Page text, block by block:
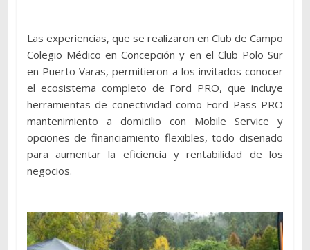
Las experiencias, que se realizaron en Club de Campo
Colegio Médico en Concepción y en el Club Polo Sur
en Puerto Varas, permitieron a los invitados conocer
el ecosistema completo de Ford PRO, que incluye
herramientas de conectividad como Ford Pass PRO
mantenimiento a domicilio con Mobile Service y
opciones de financiamiento flexibles, todo diseñado
para aumentar la eficiencia y rentabilidad de los
negocios.